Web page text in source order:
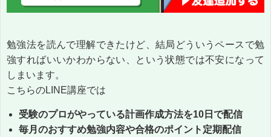
勉強法を読んで理解できたけど、結局どういうペースで勉
強すればいいかわからない、という状態では不安になって
しまいます。
こちらのLINE講座では
受験のプロがやっている計画作成方法を10日で配信
毎月のおすすめ勉強内容や合格のポイント定期配信